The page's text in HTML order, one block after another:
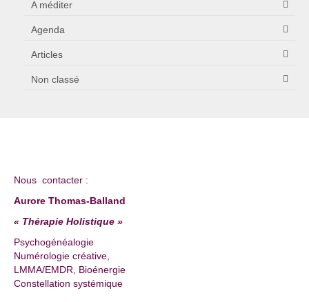
A méditer
Agenda
Articles
Non classé
Nous contacter :
Aurore Thomas-Balland
« Thérapie Holistique »
Psychogénéalogie
Numérologie créative,
LMMA/EMDR, Bioénergie
Constellation systémique